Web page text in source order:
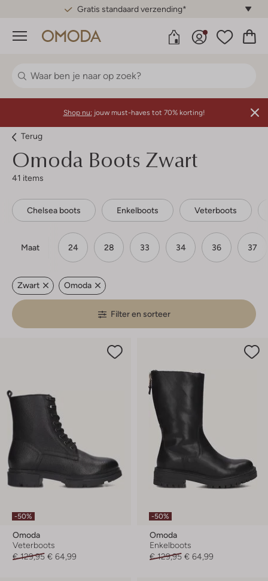
Gratis standaard verzending*
Menu
Shop nu: jouw must-haves tot 70% korting!
Terug
Omoda Boots Zwart
41 items
Chelsea boots Enkelboots Veterboots
Maat 24 28 33 34 36 37
Zwart Omoda
Filter en sorteer
-50%
Omoda
Veterboots
€ 129,95 € 64,99
-50%
Omoda
Enkelboots
€ 129,95 € 64,99